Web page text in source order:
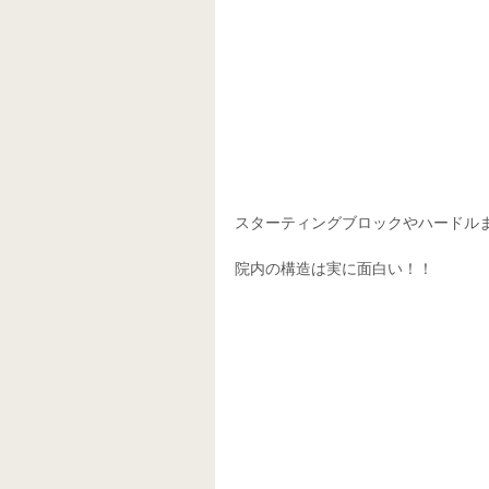
スターティングブロックやハードル
院内の構造は実に面白い！！